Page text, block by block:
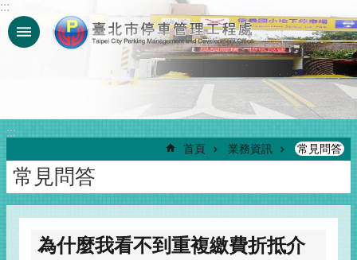
跳到主要內容區塊
:::
:::
首頁 業務資訊 常見問答
常見問答
為什麼我看不到重複繳費折抵介